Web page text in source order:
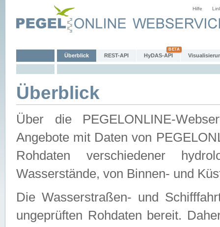
Hilfe
Überblick REST-API HyDAS-API
Überblick
Über die PEGELONLINE-
Angebote mit Daten von
Rohdaten verschiedener
Wasserstände, von Binnen- und
Die Wasserstraßen- und
ungeprüften Rohdaten bereit.